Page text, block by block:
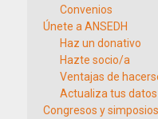
Convenios
Únete a ANSEDH
Haz un donativo
Hazte socio/a
Ventajas de
Actualiza tus
Congresos y